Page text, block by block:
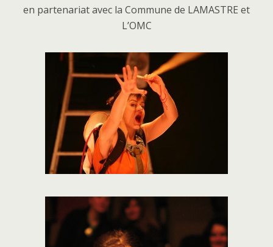
en partenariat avec la Commune de LAMASTRE et
L’OMC